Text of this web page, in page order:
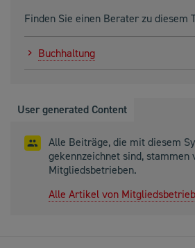
Finden Sie einen Berater zu diesem
Buchhaltung
User generated Content
Alle Beiträge, die mit diesem
gekennzeichnet sind, stammen
Mitgliedsbetrieben.
Alle Artikel von